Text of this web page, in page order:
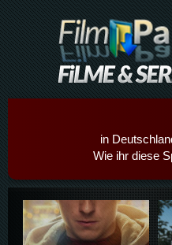
in
Wie ihr diese
Details,Play